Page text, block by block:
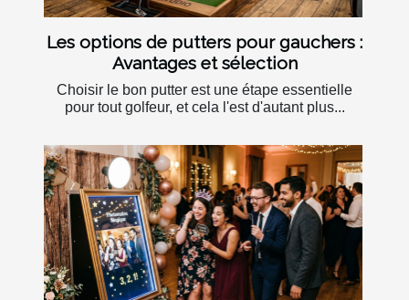
Les options de putters pour gauchers :
Avantages et sélection
Choisir le bon putter est une étape essentielle
pour tout golfeur, et cela l'est d'autant plus...